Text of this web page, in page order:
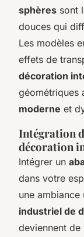
sphères sont
douces qui
Les modèles
effets de
décoration
géométriques
moderne et
Intégration
décoration
Intégrer un
dans votre
une ambiance
industriel de
deviennent de